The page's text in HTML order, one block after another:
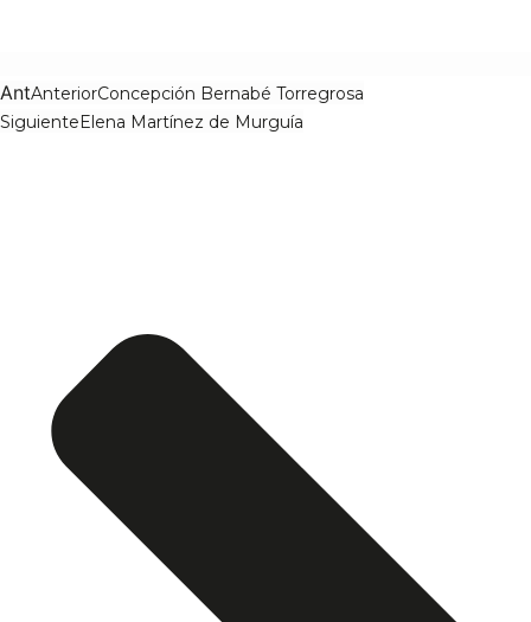
AntAnteriorConcepción Bernabé Torregrosa
SiguienteElena Martínez de Murguía